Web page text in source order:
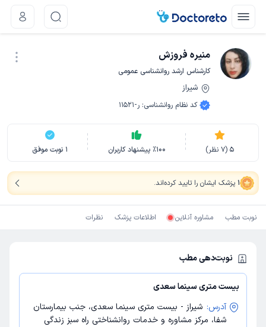
منیره فروزش
کارشناس ارشد روانشناسی عمومی
شیراز
کد نظام روانشناسی: ر-11521
5
(
7 نظر) ٪100 پیشنهاد کاربران 1 نوبت موفق
1 پزشک ایشان را تایید کرده‌اند.
نوبت مطب مشاوره آنلاین اطلاعات پزشک نظرات
نوبت‌دهی مطب
بیست متری سینما سعدی
آدرس: شیراز - بیست متری سینما سعدی، جنب بیمارستان
شفا، مرکز مشاوره و خدمات روانشناختی راه سبز زندگی